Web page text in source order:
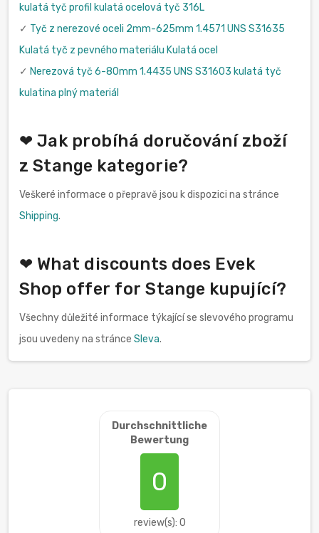
kulatá tyč profil kulatá ocelová tyč 316L
✓ Tyč z nerezové oceli 2mm-625mm 1.4571 UNS S31635
Kulatá tyč z pevného materiálu Kulatá ocel
✓ Nerezová tyč 6-80mm 1.4435 UNS S31603 kulatá tyč
kulatina plný materiál
❤ Jak probíhá doručování zboží
z Stange kategorie?
Veškeré informace o přepravě jsou k dispozici na stránce
Shipping.
❤ What discounts does Evek
Shop offer for Stange kupující?
Všechny důležité informace týkající se slevového programu
jsou uvedeny na stránce Sleva.
Durchschnittliche
Bewertung
0
review(s): 0